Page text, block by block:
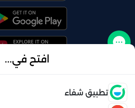
افتح في...
تطبيق شفاء © 2026 شفاء . كل الحقوق محفوظة
تواصل معنا